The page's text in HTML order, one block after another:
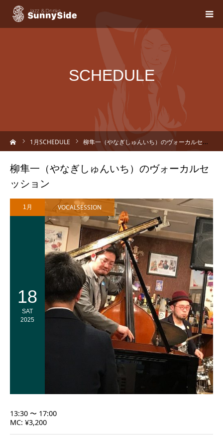
SCHEDULE
1 月SCHEDULE 柳隼一（やなぎしゅんいち）のヴォーカルセッション
柳隼一（やなぎしゅんいち）のヴォーカルセ
ッション
1月
18
SAT
2025
VOCALSESSION
13:30 〜 17:00
MC: ¥3,200